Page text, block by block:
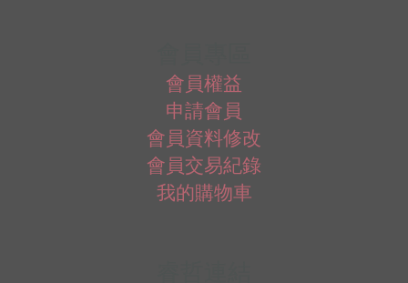
會員權益
申請會員
會員資料修改
會員交易紀錄
我的購物車